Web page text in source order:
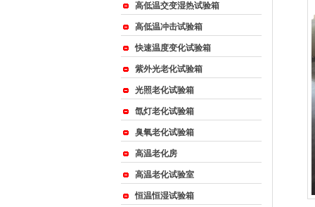
{_ComName}
高低温交变湿热试验箱
高低温冲击试验箱
快速温度变化试验箱
紫外光老化试验箱
光照老化试验箱
氙灯老化试验箱
臭氧老化试验箱
高温老化房
高温老化试验室
恒温恒湿试验箱